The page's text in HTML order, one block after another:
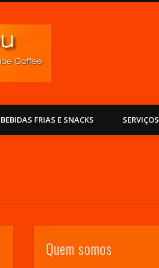
BEBIDAS FRIAS E SNACKS SERVIÇOS
Quem somos